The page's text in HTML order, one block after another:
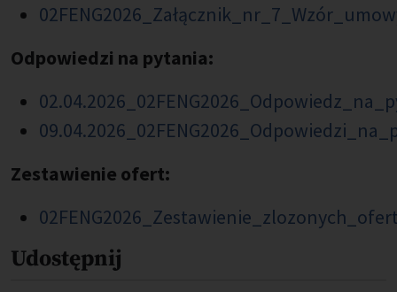
Odpowiedzi na pytania:
Zestawienie ofert:
Udostępnij